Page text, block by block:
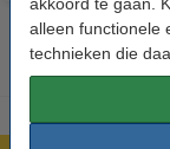
alleen functionele
technieken die